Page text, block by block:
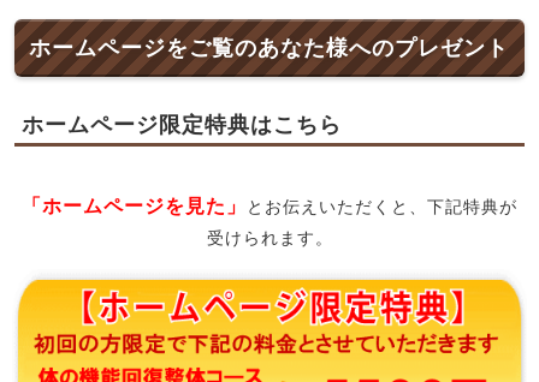
ホームページをご覧のあなた様へのプレゼント
ホームページ限定特典はこちら
「ホームページを見た」
とお伝えいただくと、下記特典が
受けられます。